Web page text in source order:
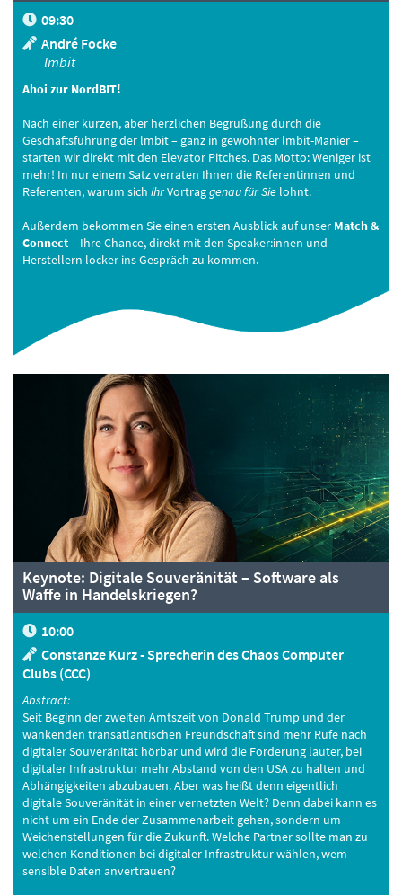
09:30
André Focke
lmbit
Ahoi zur NordBIT!
Nach einer kurzen, aber herzlichen Begrüßung durch die
Geschäftsführung der lmbit – ganz in gewohnter lmbit-Manier –
starten wir direkt mit den Elevator Pitches. Das Motto: Weniger ist
mehr! In nur einem Satz verraten Ihnen die Referentinnen und
Referenten, warum sich ihrVortraggenau für Sielohnt.
Außerdem bekommen Sie einen ersten Ausblick auf unser Match &
Connect– Ihre Chance, direkt mit den Speaker:innen und
Herstellern locker ins Gespräch zu kommen.
Keynote: Digitale Souveränität – Software als
Waffe in Handelskriegen?
10:00
Constanze Kurz - Sprecherin des Chaos Computer
Clubs (CCC)
Abstract:
Seit Beginn der zweiten Amtszeit von Donald Trump und der
wankenden transatlantischen Freundschaft sind mehr Rufe nach
digitaler Souveränität hörbar und wird die Forderung lauter, bei
digitaler Infrastruktur mehr Abstand von den USA zu halten und
Abhängigkeiten abzubauen. Aber was heißt denn eigentlich
digitale Souveränität in einer vernetzten Welt? Denn dabei kann es
nicht um ein Ende der Zusammenarbeit gehen, sondern um
Weichenstellungen für die Zukunft. Welche Partner sollte man zu
welchen Konditionen bei digitaler Infrastruktur wählen, wem
sensible Daten anvertrauen?